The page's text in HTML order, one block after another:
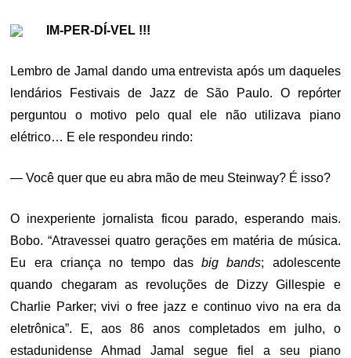
IM-PER-DÍ-VEL !!!
Lembro de Jamal dando uma entrevista após um daqueles
lendários Festivais de Jazz de São Paulo. O repórter
perguntou o motivo pelo qual ele não utilizava piano
elétrico… E ele respondeu rindo:
— Você quer que eu abra mão de meu Steinway? É isso?
O inexperiente jornalista ficou parado, esperando mais.
Bobo. “Atravessei quatro gerações em matéria de música.
Eu era criança no tempo dasbig bands; adolescente
quando chegaram as revoluções de Dizzy Gillespie e
Charlie Parker; vivi o free jazz e continuo vivo na era da
eletrônica”. E, aos 86 anos completados em julho, o
estadunidense Ahmad Jamal segue fiel a seu piano